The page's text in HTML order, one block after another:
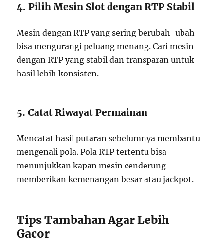
4. Pilih Mesin Slot dengan RTP Stabil
Mesin dengan RTP yang sering berubah-ubah
bisa mengurangi peluang menang. Cari mesin
dengan RTP yang stabil dan transparan untuk
hasil lebih konsisten.
5. Catat Riwayat Permainan
Mencatat hasil putaran sebelumnya membantu
mengenali pola. Pola RTP tertentu bisa
menunjukkan kapan mesin cenderung
memberikan kemenangan besar atau jackpot.
Tips Tambahan Agar Lebih
Gacor